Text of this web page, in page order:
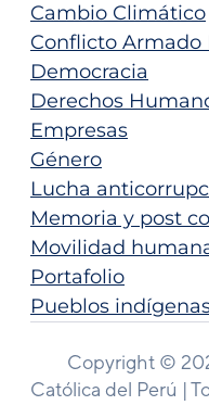
Cambio Climático
Conflicto Armado
Democracia
Derechos
Empresas
Género
Lucha
Memoria y post
Movilidad
Portafolio
Pueblos
Copyright ©
Católica del Perú |